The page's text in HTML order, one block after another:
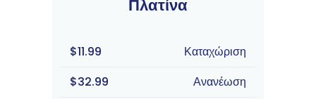
Πλατίνα
$11.99
Καταχώριση
$32.99
Ανανέωση